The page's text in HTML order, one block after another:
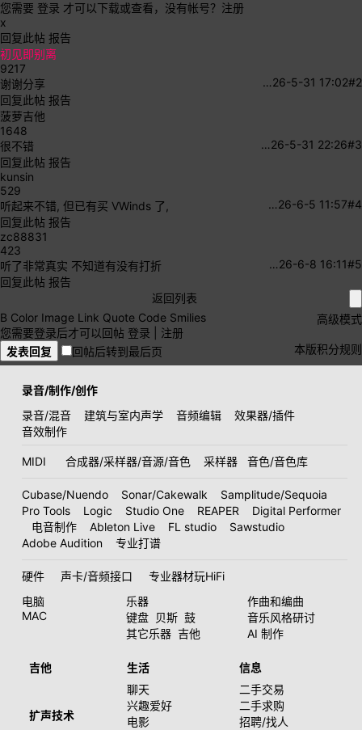
您需要 登录 才可以下载或查看，没有帐号？ 注册
x
回复此帖 报告
初见即别离
9217
#2
26-5-31 17:02
…
谢谢分享
回复此帖 报告
菠萝吉他
1648
#3
26-5-31 22:26
…
很不错
回复此帖 报告
kunsin
529
#4
26-6-5 11:57
…
听起来不错, 但已有买 VWinds 了,
回复此帖 报告
zc88831
423
#5
26-6-8 16:11
…
听了非常真实 不知道有没有打折
回复此帖 报告
返回列表
高级模式
B Color Image Link Quote Code Smilies
您需要登录后才可以回帖 登录
注册
本版积分规则
发表回复 回帖后转到最后页
录音/制作/创作
录音/混音
建筑与室内声学 音频编辑
效果器/插件
音效制作
MIDI 合成器/采样器/音源/音色 采样器 音色/音色库
Cubase/Nuendo Sonar/Cakewalk
Samplitude/Sequoia
Pro Tools
Logic Studio One REAPER
Digital Performer
电音制作
Ableton Live FL studio
Sawstudio
Adobe Audition
专业打谱
硬件 声卡/音频接口
专业器材玩HiFi
电脑
MAC
乐器
键盘 贝斯 鼓
其它乐器 吉他
作曲和编曲
音乐风格研讨
AI 制作
吉他
扩声技术
生活
聊天
兴趣爱好
电影
信息
二手交易
二手求购
招聘/找人